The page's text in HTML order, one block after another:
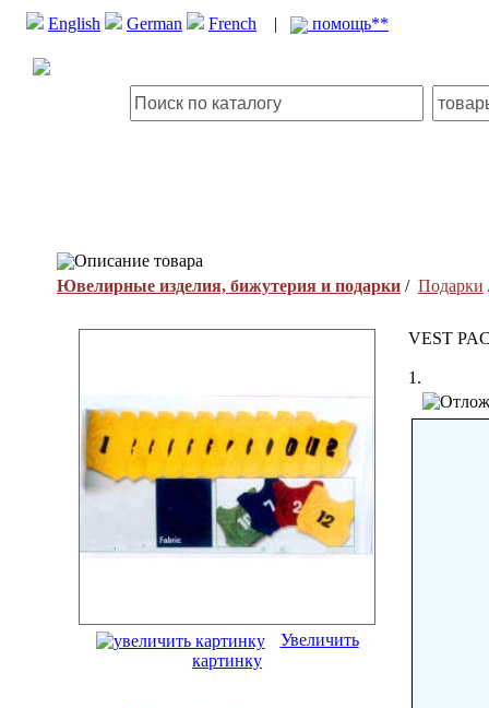
English German French | помощь**
Описание товара
Ювелирные изделия, бижутерия и подарки / Подарки
Увеличить
картинку
VEST
1.